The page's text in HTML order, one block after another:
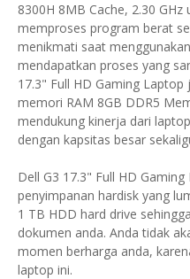
8300H 8MB Cache, 2.30
memproses program berat
menikmati saat
mendapatkan proses yang
17.3" Full HD Gaming
memori RAM 8GB DDR5
mendukung kinerja dari
dengan kapsitas besar
Dell G3 17.3" Full HD
penyimpanan hardisk yang
1 TB HDD hard drive
dokumen anda. Anda tidak
momen berharga anda,
laptop ini.